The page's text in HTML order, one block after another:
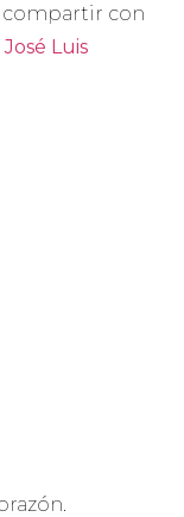
compartir con
Luis